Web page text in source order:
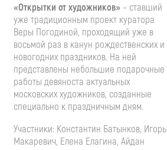
«Открытки от художников» – ставший
уже традиционным проект куратора
Веры Погодиной, проходящий уже в
восьмой раз в канун рождественских и
новогодних праздников. На ней
представлены небольшие подарочные
работы девяноста актуальных
московских художников, созданные
специально к праздничным дням.
Участники: Константин Батынков, Игорь
Макаревич, Елена Елагина, Айдан